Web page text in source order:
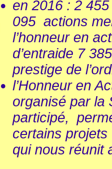
en 2016 : 2
095 actions
l’honneur en
d’entraide 7
prestige de
l’Honneur en
organisé par la
participé,
certains
qui nous réunit